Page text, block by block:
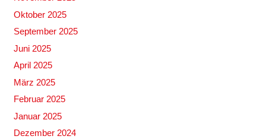
Oktober 2025
September 2025
Juni 2025
April 2025
März 2025
Februar 2025
Januar 2025
Dezember 2024